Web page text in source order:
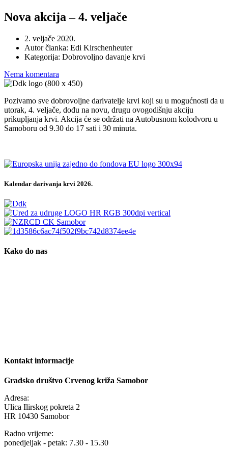
Nova akcija – 4. veljače
2. veljače 2020.
Autor članka: Edi Kirschenheuter
Kategorija: Dobrovoljno davanje krvi
Nema komentara
Pozivamo sve dobrovoljne darivatelje krvi koji su u mogućnosti da u
utorak, 4. veljače, dođu na novu, drugu ovogodišnju akciju
prikupljanja krvi. Akcija će se održati na Autobusnom kolodvoru u
Samoboru od 9.30 do 17 sati i 30 minuta.
Kalendar darivanja krvi 2026.
Kako do nas
Kontakt informacije
Gradsko društvo Crvenog križa Samobor
Adresa:
Ulica Ilirskog pokreta 2
HR 10430 Samobor
Radno vrijeme:
ponedjeljak - petak: 7.30 - 15.30